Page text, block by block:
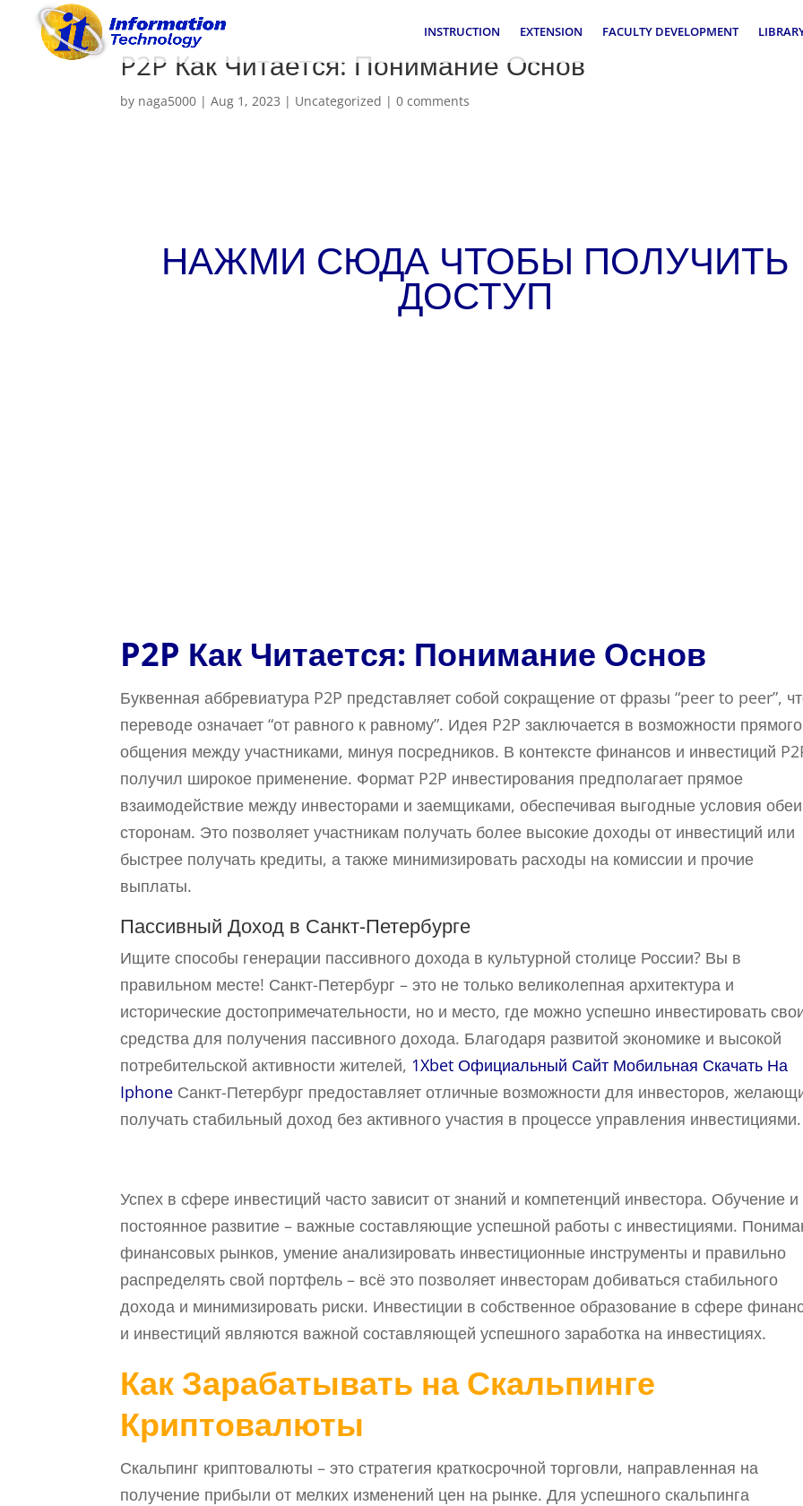
INSTRUCTION EXTENSION FACULTY DEVELOPMENT
P2P Как Читается: Понимание Основ
by naga5000 |Aug 1, 2023 | Uncategorized |0 comments
НАЖМИ СЮДА ЧТОБЫ ПОЛУЧИТЬ
ДОСТУП
P2P Как Читается: Понимание Основ
Буквенная аббревиатура P2P представляет собой сокращение от фразы “peer to peer”,
переводе означает “от равного к равному”. Идея P2P заключается в возможности прямого
общения между участниками, минуя посредников. В контексте финансов и инвестиций
получил широкое применение. Формат P2P инвестирования предполагает прямое
взаимодействие между инвесторами и заемщиками, обеспечивая выгодные условия
сторонам. Это позволяет участникам получать более высокие доходы от инвестиций или
быстрее получать кредиты, а также минимизировать расходы на комиссии и прочие
выплаты.
Пассивный Доход в Санкт-Петербурге
Ищите способы генерации пассивного дохода в культурной столице России? Вы в
правильном месте! Санкт-Петербург – это не только великолепная архитектура и
исторические достопримечательности, но и место, где можно успешно инвестировать
средства для получения пассивного дохода. Благодаря развитой экономике и высокой
потребительской активности жителей, 1Xbet Официальный Сайт Мобильная Скачать На
Iphone Санкт-Петербург предоставляет отличные возможности для инвесторов,
получать стабильный доход без активного участия в процессе управления инвестициями.
Успех в сфере инвестиций часто зависит от знаний и компетенций инвестора. Обучение и
постоянное развитие – важные составляющие успешной работы с инвестициями.
финансовых рынков, умение анализировать инвестиционные инструменты и правильно
распределять свой портфель – всё это позволяет инвесторам добиваться стабильного
дохода и минимизировать риски. Инвестиции в собственное образование в сфере
и инвестиций являются важной составляющей успешного заработка на инвестициях.
Как Зарабатывать на Скальпинге
Криптовалюты
Скальпинг криптовалюты – это стратегия краткосрочной торговли, направленная на
получение прибыли от мелких изменений цен на рынке. Для успешного скальпинга